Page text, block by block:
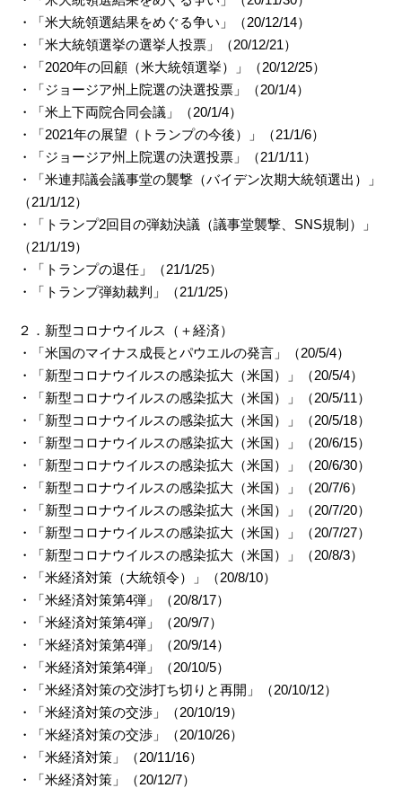
・「米大統領選結果をめぐる争い」（20/12/14）
・「米大統領選挙の選挙人投票」（20/12/21）
・「2020年の回顧（米大統領選挙）」（20/12/25）
・「ジョージア州上院選の決選投票」（20/1/4）
・「米上下両院合同会議」（20/1/4）
・「2021年の展望（トランプの今後）」（21/1/6）
・「ジョージア州上院選の決選投票」（21/1/11）
・「米連邦議会議事堂の襲撃（バイデン次期大統領選出）」
（21/1/12）
・「トランプ2回目の弾劾決議（議事堂襲撃、SNS規制）」
（21/1/19）
・「トランプの退任」（21/1/25）
・「トランプ弾劾裁判」（21/1/25）
２．新型コロナウイルス（＋経済）
・「米国のマイナス成長とパウエルの発言」（20/5/4）
・「新型コロナウイルスの感染拡大（米国）」（20/5/4）
・「新型コロナウイルスの感染拡大（米国）」（20/5/11）
・「新型コロナウイルスの感染拡大（米国）」（20/5/18）
・「新型コロナウイルスの感染拡大（米国）」（20/6/15）
・「新型コロナウイルスの感染拡大（米国）」（20/6/30）
・「新型コロナウイルスの感染拡大（米国）」（20/7/6）
・「新型コロナウイルスの感染拡大（米国）」（20/7/20）
・「新型コロナウイルスの感染拡大（米国）」（20/7/27）
・「新型コロナウイルスの感染拡大（米国）」（20/8/3）
・「米経済対策（大統領令）」（20/8/10）
・「米経済対策第4弾」（20/8/17）
・「米経済対策第4弾」（20/9/7）
・「米経済対策第4弾」（20/9/14）
・「米経済対策第4弾」（20/10/5）
・「米経済対策の交渉打ち切りと再開」（20/10/12）
・「米経済対策の交渉」（20/10/19）
・「米経済対策の交渉」（20/10/26）
・「米経済対策」（20/11/16）
・「米経済対策」（20/12/7）